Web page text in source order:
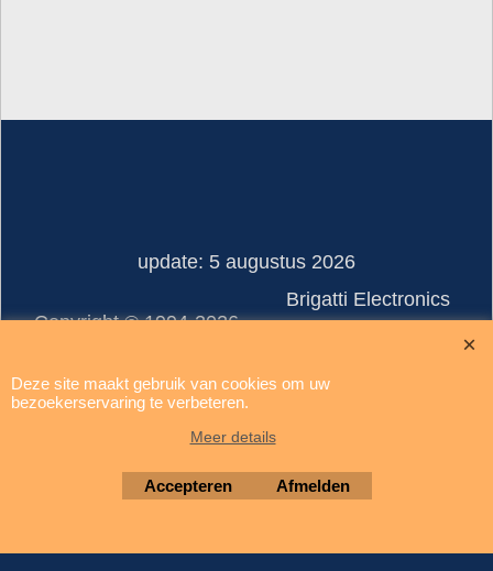
update: 5 augustus 2026
Brigatti Electronics
Copyright © 1994-2026
Webwinkel gemaakt met ShopFactory webwinkel software.
Deze site maakt gebruik van cookies om uw
bezoekerservaring te verbeteren.
Meer details
Accepteren Afmelden